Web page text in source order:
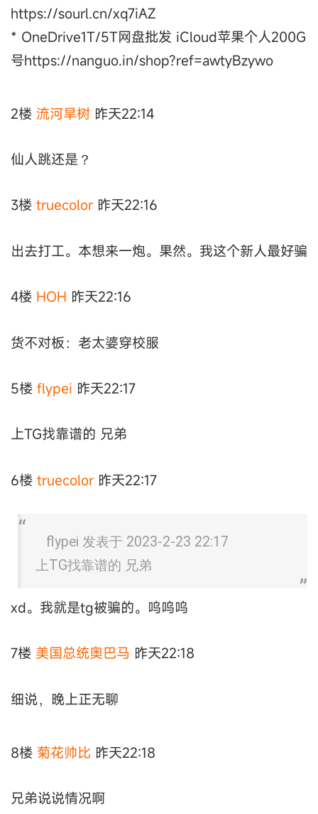
https://sourl.cn/xq7iAZ
* OneDrive1T/5T网盘批发 iCloud苹果个人200G
号https://nanguo.in/shop?ref=awtyBzywo
2楼 流河旱树 昨天22:14
仙人跳还是？
3楼 truecolor 昨天22:16
出去打工。本想来一炮。果然。我这个新人最好骗
4楼 HOH 昨天22:16
货不对板：老太婆穿校服
5楼 flypei 昨天22:17
上TG找靠谱的 兄弟
6楼 truecolor 昨天22:17
flypei 发表于 2023-2-23 22:17
上TG找靠谱的 兄弟
xd。我就是tg被骗的。呜呜呜
7楼 美国总统奥巴马 昨天22:18
细说，晚上正无聊
8楼 菊花帅比 昨天22:18
兄弟说说情况啊